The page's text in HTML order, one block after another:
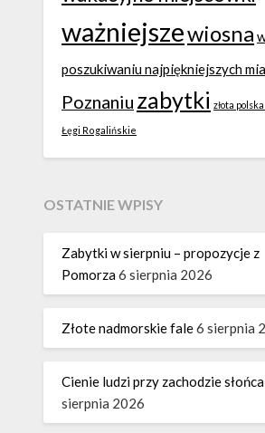
ważniejszewiosna
poszukiwaniu najpiękniejszych
Poznaniu zabytki złota
Łęgi Rogalińskie
OSTATNIE WPISY
Zabytki w sierpniu – propozycje z
Pomorza6 sierpnia 2026
Złote nadmorskie fale6 sierpnia
Cienie ludzi przy zachodzie słońca
sierpnia 2026